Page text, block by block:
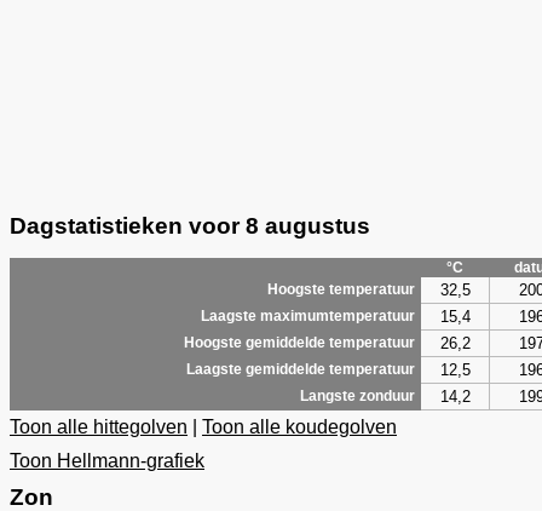
Dagstatistieken voor 8 augustus
°C
Hoogste temperatuur
32,5
Laagste maximumtemperatuur 15,4
Hoogste gemiddelde temperatuur 26,2
Laagste gemiddelde temperatuur 12,5
Langste zonduur 14,2
Toon alle hittegolven
Toon alle koudegolven
Toon Hellmann-grafiek
Zon